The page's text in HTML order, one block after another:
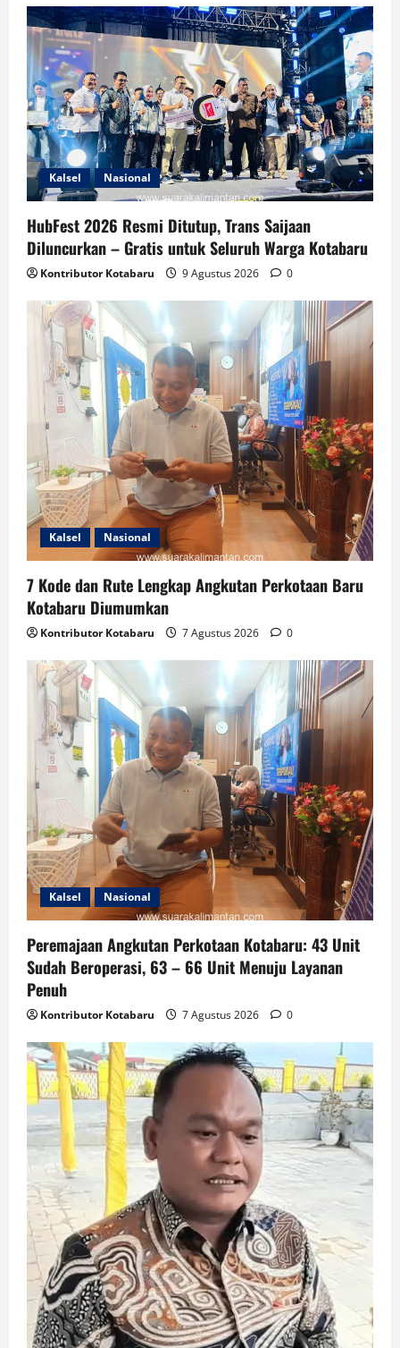
Kalsel Nasional
HubFest 2026 Resmi Ditutup, Trans Saijaan
Diluncurkan – Gratis untuk Seluruh Warga Kotabaru
Kontributor Kotabaru 9 Agustus 2026 0
Kalsel Nasional
7 Kode dan Rute Lengkap Angkutan Perkotaan Baru
Kotabaru Diumumkan
Kontributor Kotabaru 7 Agustus 2026 0
Kalsel Nasional
Peremajaan Angkutan Perkotaan Kotabaru: 43 Unit
Sudah Beroperasi, 63 – 66 Unit Menuju Layanan
Penuh
Kontributor Kotabaru 7 Agustus 2026 0